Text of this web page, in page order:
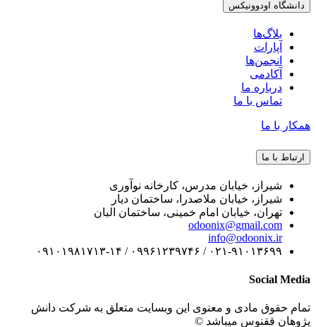
دانشگاه اودوونیکس
بلاگ‌ها
آپارات
انجمن‌ها
آکادمی
درباره ما
تماس با ما
همکار با ما
ارتباط با ما
شیراز، خیابان مدرس، کارخانه نوآوری
شیراز، خیابان ملاصدرا، ساختمان دیار
تهران، خیابان امام خمینی، ساختمان البان
odoonix@gmail.com
info@odoonix.ir
۰۲۱-۹۱۰۱۳۶۹۹ / ۰۹۹۶۱۲۳۹۷۴۶ / ۰۹۱۰۱۹۸۱۷۱۳-۱۴
Social Media
تمام حقوق مادی و معنوی این وبسایت متعلق به شرکت دانش
پژوهان ققنوس میباشد ©